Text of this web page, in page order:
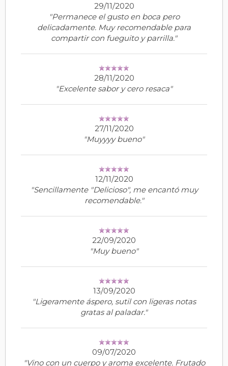
29/11/2020
"Permanece el gusto en boca pero
delicadamente. Muy recomendable para
compartir con fueguito y parrilla."
28/11/2020
"Excelente sabor y cero resaca"
27/11/2020
"Muyyyy bueno"
12/11/2020
"Sencillamente "Delicioso", me encantó muy
recomendable."
22/09/2020
"Muy bueno"
13/09/2020
"Ligeramente áspero, sutil con ligeras notas
gratas al paladar."
09/07/2020
"Vino con un cuerpo y aroma excelente. Frutado